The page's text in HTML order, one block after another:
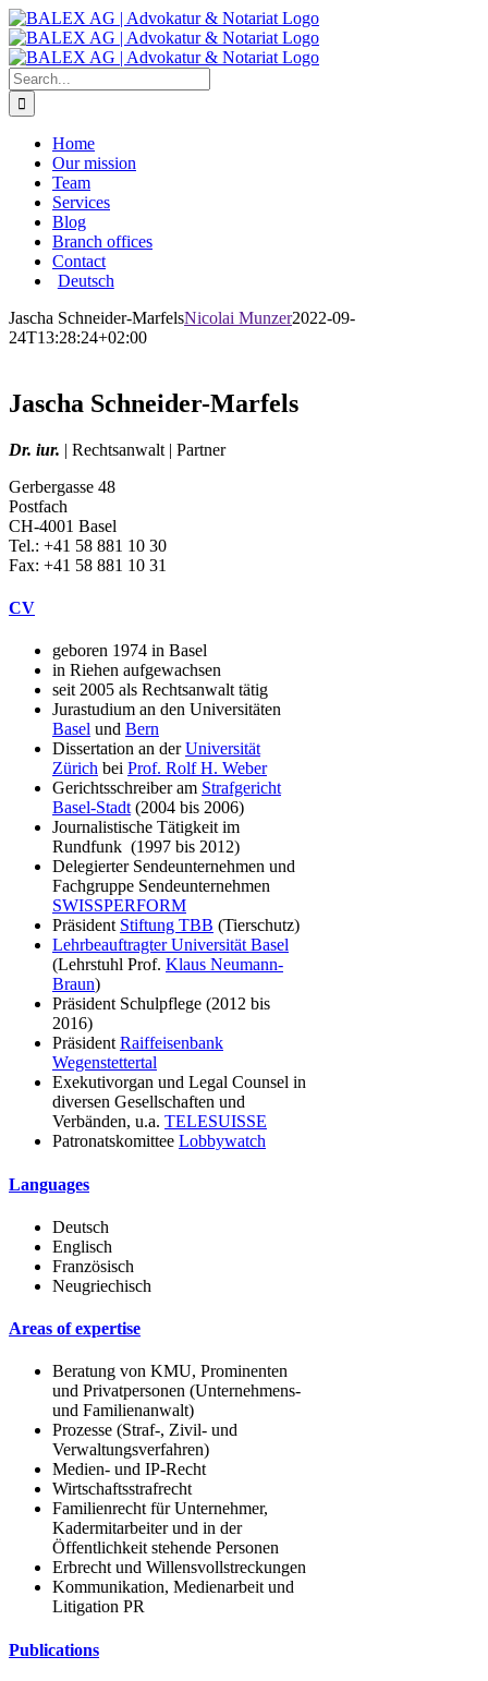
Skip
to
content
Search
for:
Home
Our mission
Team
Services
Blog
Branch offices
Contact
Deutsch
Jascha Schneider-MarfelsNicolai Munzer2022-09-
24T13:28:24+02:00
Jascha Schneider-Marfels
Dr. iur. | Rechtsanwalt | Partner
Gerbergasse 48
Postfach
CH-4001 Basel
Tel.: +41 58 881 10 30
Fax: +41 58 881 10 31
CV
geboren 1974 in Basel
in Riehen aufgewachsen
seit 2005 als Rechtsanwalt tätig
Jurastudium an den Universitäten
Basel und Bern
Dissertation an derUniversität
Zürich bei Prof. Rolf H. Weber
Gerichtsschreiber am Strafgericht
Basel-Stadt (2004 bis 2006)
Journalistische Tätigkeit im
Rundfunk (1997 bis 2012)
Delegierter Sendeunternehmen und
Fachgruppe Sendeunternehmen
SWISSPERFORM
Präsident Stiftung TBB (Tierschutz)
Lehrbeauftragter Universität Basel
(Lehrstuhl Prof. Klaus Neumann-
Braun)
Präsident Schulpflege (2012 bis
2016)
Präsident Raiffeisenbank
Wegenstettertal
Exekutivorgan und Legal Counsel in
diversen Gesellschaften und
Verbänden, u.a. TELESUISSE
Patronatskomittee Lobbywatch
Languages
Deutsch
Englisch
Französisch
Neugriechisch
Areas of expertise
Beratung von KMU, Prominenten
und Privatpersonen (Unternehmens-
und Familienanwalt)
Prozesse (Straf-, Zivil- und
Verwaltungsverfahren)
Medien- und IP-Recht
Wirtschaftsstrafrecht
Familienrecht für Unternehmer,
Kadermitarbeiter und in der
Öffentlichkeit stehende Personen
Erbrecht und Willensvollstreckungen
Kommunikation, Medienarbeit und
Litigation PR
Publications